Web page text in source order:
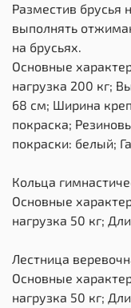
Разместив брусья
выполнять
на брусьях.
Основные
нагрузка 200 кг;
68 см; Ширина
покраска;
покраски: белый;
Кольца
Основные
нагрузка 50 кг;
Лестница
Основные
нагрузка 50 кг;